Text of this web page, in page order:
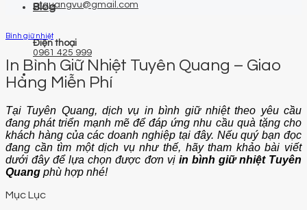
qtquangvu@gmail.com
Điện thoại
0961 425 999
Blog
Bình giữ nhiệt
In Bình Giữ Nhiệt Tuyên Quang – Giao
Hàng Miễn Phí
Tại Tuyên Quang, dịch vụ in bình giữ nhiệt theo yêu cầu
đang phát triển mạnh mẽ để đáp ứng nhu cầu quà tặng cho
khách hàng của các doanh nghiệp tại đây. Nếu quý bạn đọc
đang cần tìm một dịch vụ như thế, hãy tham khảo bài viết
dưới đây để lựa chọn được đơn vị in bình giữ nhiệt Tuyên
Quang phù hợp nhé!
Mục Lục